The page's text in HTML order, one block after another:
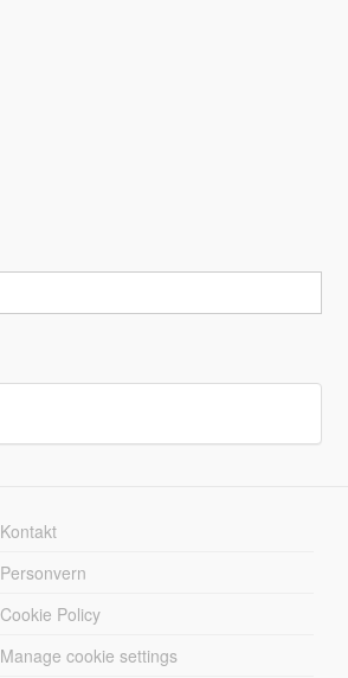
Kontakt
Personvern
Cookie Policy
Manage cookie settings